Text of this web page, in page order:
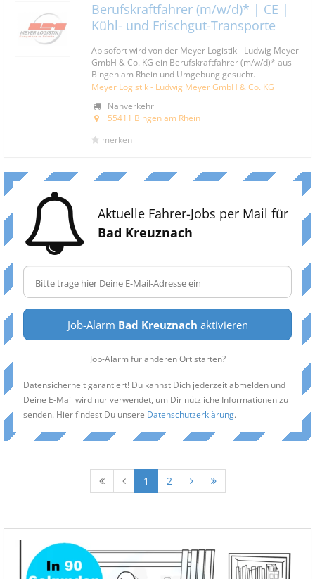
Berufskraftfahrer (m/w/d)* | CE |
Kühl- und Frischgut-Transporte
Ab sofort wird von der Meyer Logistik - Ludwig Meyer
GmbH & Co. KG ein Berufskraftfahrer (m/w/d)* aus
Bingen am Rhein und Umgebung gesucht.
Meyer Logistik - Ludwig Meyer GmbH & Co. KG
Nahverkehr
55411 Bingen am Rhein
merken
Aktuelle Fahrer-Jobs per Mail für
Bad Kreuznach
Job-Alarm Bad Kreuznach aktivieren
Job-Alarm für anderen Ort starten?
Datensicherheit garantiert! Du kannst Dich jederzeit abmelden und
Deine E-Mail wird nur verwendet, um Dir nützliche Informationen zu
senden. Hier findest Du unsere Datenschutzerklärung.
1 2